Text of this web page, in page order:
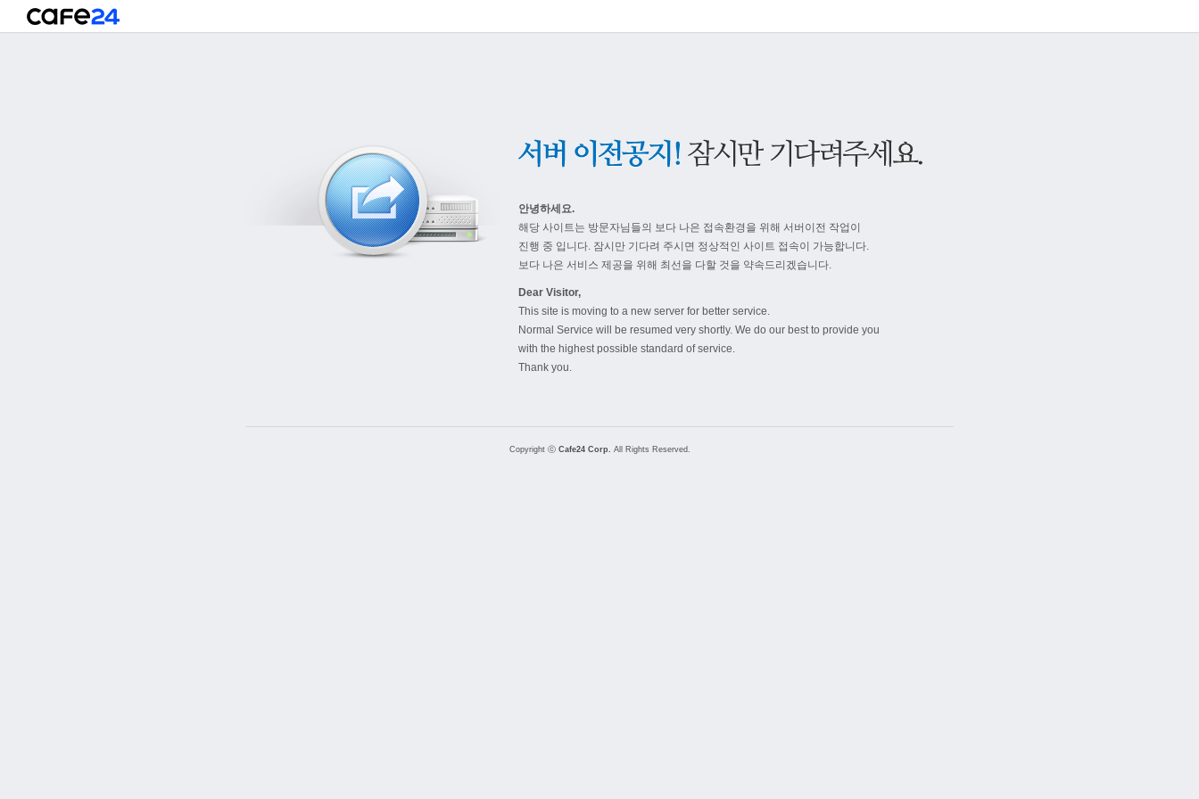
안녕하세요.
해당 사이트는 방문자님들의 보다 나은 접속환경을 위해 서버이전 작업이
진행 중 입니다. 잠시만 기다려 주시면 정상적인 사이트 접속이 가능합니다.
보다 나은 서비스 제공을 위해 최선을 다할 것을 약속드리겠습니다.
Dear Visitor,
This site is moving to a new server for better service.
Normal Service will be resumed very shortly. We do our best to provide you
with the highest possible standard of service.
Thank you.
Copyright ⓒ Cafe24 Corp. All Rights Reserved.